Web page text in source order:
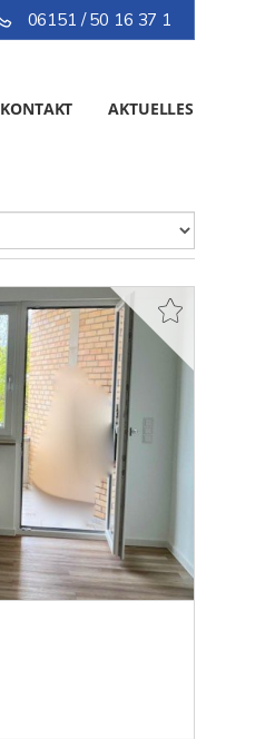
06151 / 50 16 37 1
KONTAKT AKTUELLES